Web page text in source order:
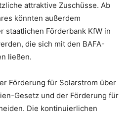
attraktive Zuschüsse. Ab
könnten außerdem
staatlichen Förderbank KfW in
die sich mit den BAFA-
ließen.
Förderung für Solarstrom über
Gesetz und der Förderung für
Die kontinuierlichen